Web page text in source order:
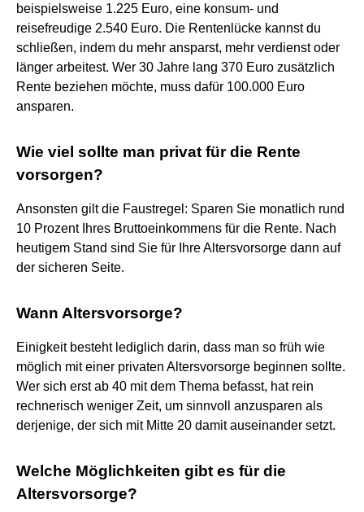
beispielsweise 1.225 Euro, eine konsum- und
reisefreudige 2.540 Euro. Die Rentenlücke kannst du
schließen, indem du mehr ansparst, mehr verdienst oder
länger arbeitest. Wer 30 Jahre lang 370 Euro zusätzlich
Rente beziehen möchte, muss dafür 100.000 Euro
ansparen.
Wie viel sollte man privat für die Rente
vorsorgen?
Ansonsten gilt die Faustregel: Sparen Sie monatlich rund
10 Prozent Ihres Bruttoeinkommens für die Rente. Nach
heutigem Stand sind Sie für Ihre Altersvorsorge dann auf
der sicheren Seite.
Wann Altersvorsorge?
Einigkeit besteht lediglich darin, dass man so früh wie
möglich mit einer privaten Altersvorsorge beginnen sollte.
Wer sich erst ab 40 mit dem Thema befasst, hat rein
rechnerisch weniger Zeit, um sinnvoll anzusparen als
derjenige, der sich mit Mitte 20 damit auseinander setzt.
Welche Möglichkeiten gibt es für die
Altersvorsorge?